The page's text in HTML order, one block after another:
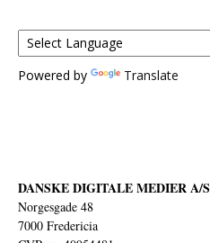
Powered by Translate
DANSKE DIGITALE MEDIER A/S
Norgesgade 48
7000 Fredericia